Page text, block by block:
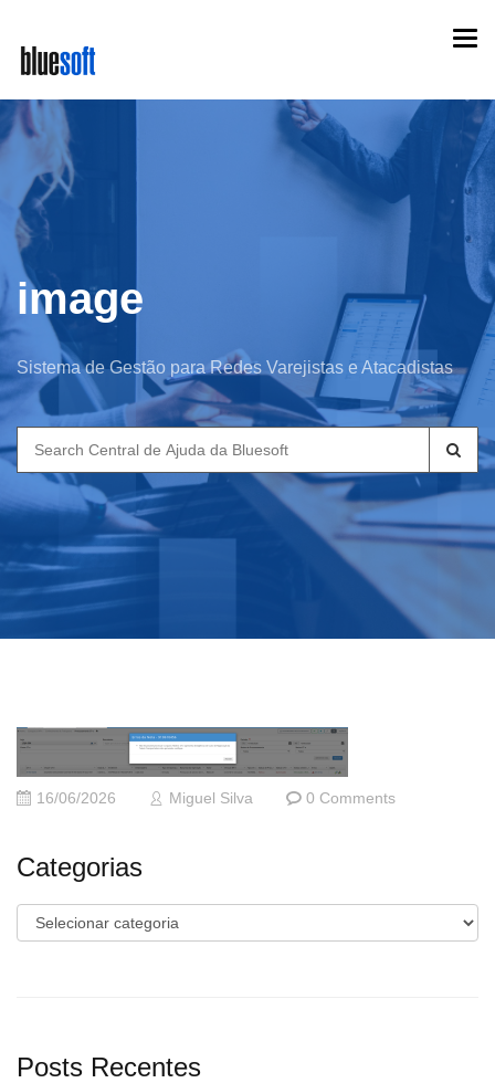
main
content
image
Sistema de Gestão para Redes Varejistas e Atacadistas
Search
for:
16/06/2026 Miguel Silva 0 Comments
Categorias
Categorias
Posts Recentes